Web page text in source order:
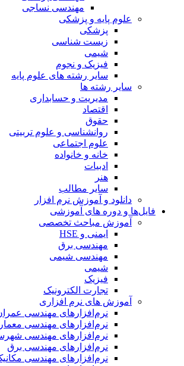
مهندسی نساجی
علوم پایه و پزشکی
پزشکی
زیست شناسی
شیمی
فیزیک و نجوم
سایر رشته های علوم پایه
سایر رشته ها
مدیریت و حسابداری
اقتصاد
حقوق
روانشناسی و علوم تربیتی
علوم اجتماعی
خانه و خانواده
ادبیات
هنر
سایر مطالب
دانلود و آموزش نرم افزار
فایل‌ها و دوره های آموزشی
آموزش مباحث تخصصی
ایمنی و HSE
مهندسی برق
مهندسی شیمی
شیمی
فیزیک
تجارت الکترونیک
آموزش های نرم افزاری
نرم‌افزارهای مهندسی عمران
نرم‌افزارهای مهندسی معماری
نرم‌افزارهای مهندسی شهرسازی
نرم‌افزارهای مهندسی برق
نرم‌افزارهای مهندسی مکانیک